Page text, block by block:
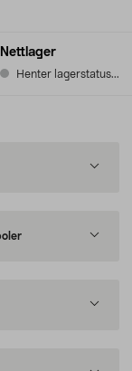
Nettlager
Henter lagerstatus...